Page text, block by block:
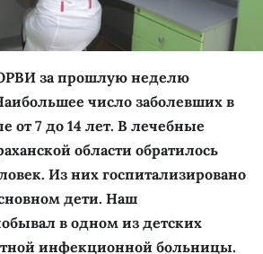
за прошлую неделю
число заболевших в
от 7 до 14 лет. В лечебные
области обратилось
Из них госпитализировано
дети. Наш
в одном из детских
инфекционной больницы.